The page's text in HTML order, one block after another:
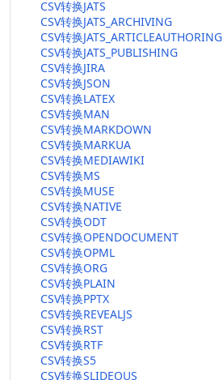
CSV转换JATS
CSV转换JATS_ARCHIVING
CSV转换JATS_ARTICLEAUTHORING
CSV转换JATS_PUBLISHING
CSV转换JIRA
CSV转换JSON
CSV转换LATEX
CSV转换MAN
CSV转换MARKDOWN
CSV转换MARKUA
CSV转换MEDIAWIKI
CSV转换MS
CSV转换MUSE
CSV转换NATIVE
CSV转换ODT
CSV转换OPENDOCUMENT
CSV转换OPML
CSV转换ORG
CSV转换PLAIN
CSV转换PPTX
CSV转换REVEALJS
CSV转换RST
CSV转换RTF
CSV转换S5
CSV转换SLIDEOUS